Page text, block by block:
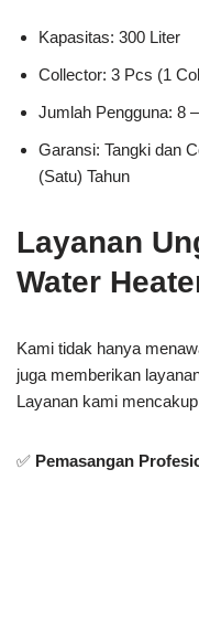
Kapasitas: 300 Liter
Collector: 3 Pcs (1
Jumlah Pengguna: 8
Garansi: Tangki dan
(Satu) Tahun
Layanan
Water
Kami tidak hanya
juga memberikan
Layanan kami
✅ Pemasangan